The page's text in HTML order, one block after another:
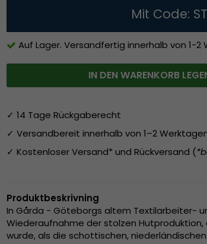
Mit Code:
Auf Lager. Versandfertig innerhalb von 1-2
IN DEN WARENKORB
✓ 14 Tage Rückgaberecht
✓ Versandbereit innerhalb von 1–2
✓ Kostenloser Versand* und Rückversand (
Produktbeskrivning
In Gårda - Göteborgs altem Textilarbeiter-
Wiederaufnahme der stolzen
wurde, als die schottischen,